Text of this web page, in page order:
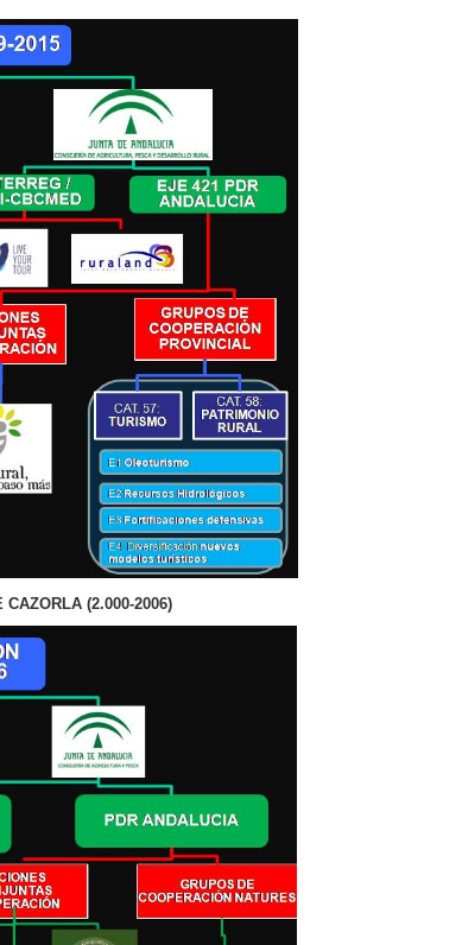
CAZORLA (2.000-2006)